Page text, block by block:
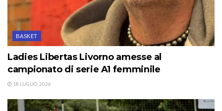
BASKET
Ladies Libertas Livorno amesse al
campionato di serie A1 femminile
18 LUGLIO, 2026